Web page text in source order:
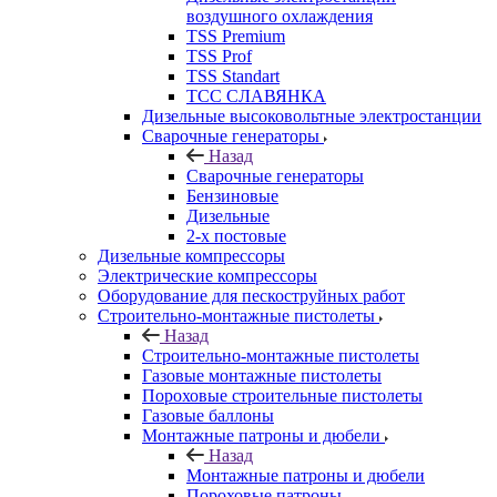
воздушного охлаждения
TSS Premium
TSS Prof
TSS Standart
ТСС СЛАВЯНКА
Дизельные высоковольтные электростанции
Сварочные генераторы
Назад
Сварочные генераторы
Бензиновые
Дизельные
2-х постовые
Дизельные компрессоры
Электрические компрессоры
Оборудование для пескоструйных работ
Строительно-монтажные пистолеты
Назад
Строительно-монтажные пистолеты
Газовые монтажные пистолеты
Пороховые строительные пистолеты
Газовые баллоны
Монтажные патроны и дюбели
Назад
Монтажные патроны и дюбели